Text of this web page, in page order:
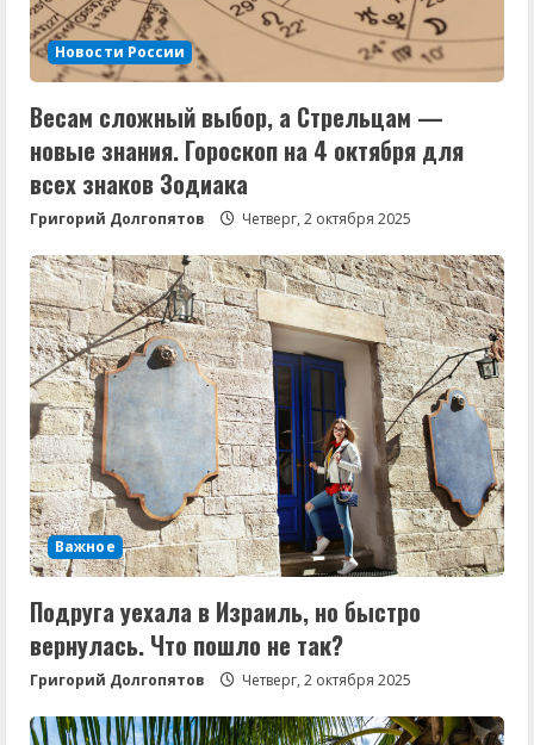
Новости России
Весам сложный выбор, а Стрельцам —
новые знания. Гороскоп на 4 октября для
всех знаков Зодиака
Григорий Долгопятов Четверг, 2 октября 2025
Важное
Подруга уехала в Израиль, но быстро
вернулась. Что пошло не так?
Григорий Долгопятов Четверг, 2 октября 2025